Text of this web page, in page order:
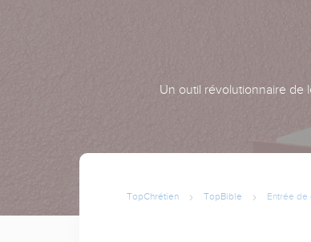
Un outil révolutionnaire de
TopChrétien TopBible Entrée de